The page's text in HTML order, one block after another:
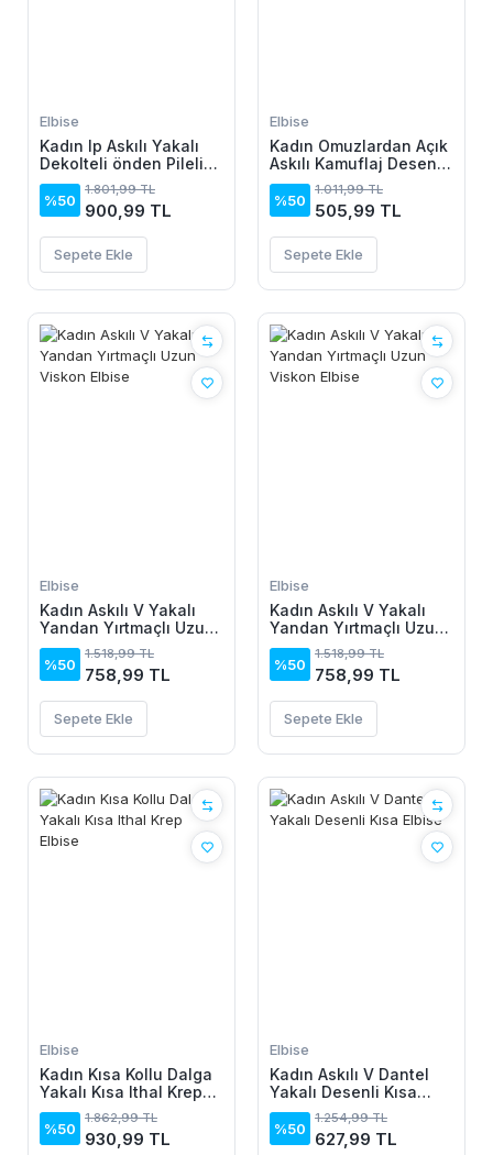
Elbise
Kadın Ip Askılı Yakalı
Dekolteli önden Pileli
Midi Ithal Krep Elbise
%50
1.801,99 TL
900,99 TL
Sepete Ekle
Elbise
Kadın Omuzlardan Açık
Askılı Kamuflaj Desenli
Kısa Süprem Elbise
%50
1.011,99 TL
505,99 TL
Sepete Ekle
Elbise
Kadın Askılı V Yakalı
Yandan Yırtmaçlı Uzun
Viskon Elbise
%50
1.518,99 TL
758,99 TL
Sepete Ekle
Elbise
Kadın Askılı V Yakalı
Yandan Yırtmaçlı Uzun
Viskon Elbise
%50
1.518,99 TL
758,99 TL
Sepete Ekle
Elbise
Kadın Kısa Kollu Dalga
Yakalı Kısa Ithal Krep
Elbise
%50
1.862,99 TL
930,99 TL
Elbise
Kadın Askılı V Dantel
Yakalı Desenli Kısa
Elbise
%50
1.254,99 TL
627,99 TL